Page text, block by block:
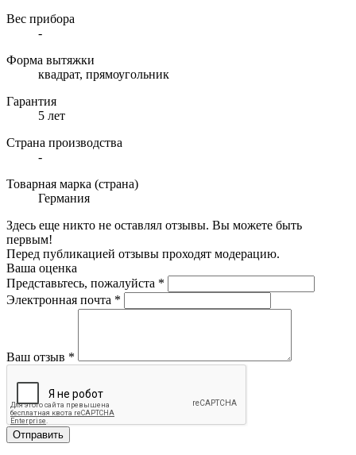
Вес прибора
-
Форма вытяжки
квадрат, прямоугольник
Гарантия
5 лет
Страна производства
-
Товарная марка (страна)
Германия
Здесь еще никто не оставлял отзывы. Вы можете быть
первым!
Перед публикацией отзывы проходят модерацию.
Ваша оценка
Представьтесь, пожалуйста *
Электронная почта *
Ваш отзыв *
Отправить